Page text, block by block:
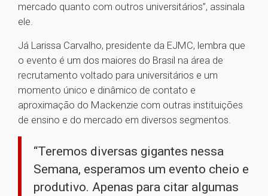
mercado quanto com outros universitários”, assinala
ele.
Já Larissa Carvalho, presidente da EJMC, lembra que
o evento é um dos maiores do Brasil na área de
recrutamento voltado para universitários e um
momento único e dinâmico de contato e
aproximação do Mackenzie com outras instituições
de ensino e do mercado em diversos segmentos.
“Teremos diversas gigantes nessa
Semana, esperamos um evento cheio e
produtivo. Apenas para citar algumas